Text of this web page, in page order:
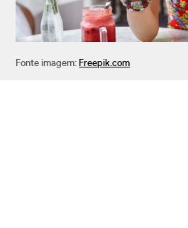
Fonte imagem: Freepik.com